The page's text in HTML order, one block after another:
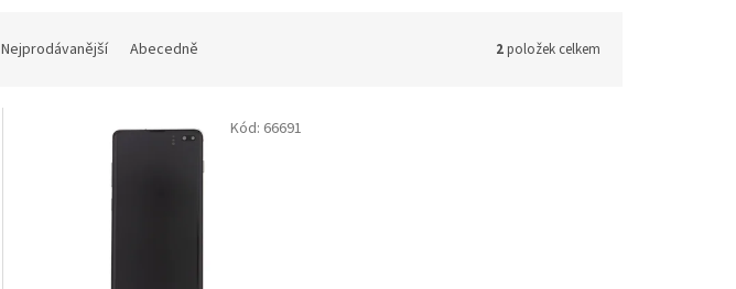
Nejprodávanější Abecedně 2položek celkem
Kód: 66691